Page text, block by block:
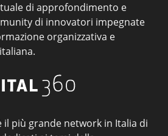
di approfondimento e
di innovatori impegnate
organizzativa e
il più grande network in Italia di